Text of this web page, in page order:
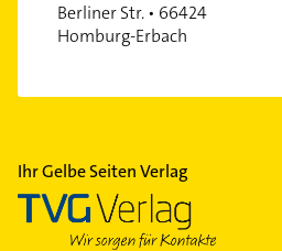
Berliner Str. • 66424
Homburg-Erbach
Ihr Gelbe Seiten Verlag